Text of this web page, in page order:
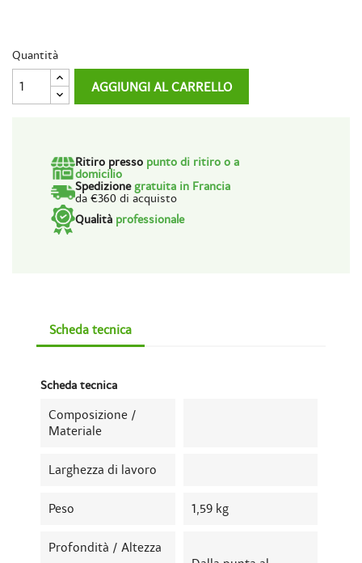
Quantità
AGGIUNGI AL CARRELLO
Ritiro presso punto di ritiro o a
domicilio
Spedizionegratuita in Francia
da €360 di acquisto
Qualità professionale
Scheda tecnica
Scheda tecnica
Composizione /
Materiale
Larghezza di lavoro
Peso 1,59 kg
Profondità / Altezza